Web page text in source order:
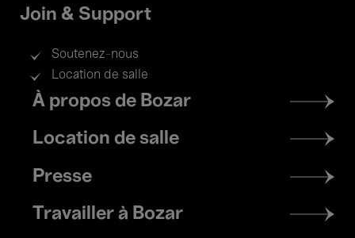
Join & Support
Soutenez-nous
Location de salle
Footer
menu
À propos de Bozar
Location de salle
Presse
Travailler à Bozar